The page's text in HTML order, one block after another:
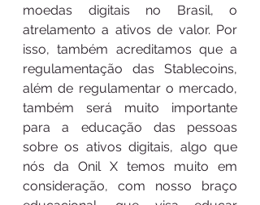
moedas digitais no Brasil, o
atrelamento a ativos de valor. Por
isso, também acreditamos que a
regulamentação das Stablecoins,
além de regulamentar o mercado,
também será muito importante
para a educação das pessoas
sobre os ativos digitais, algo que
nós da Onil X temos muito em
consideração, com nosso braço